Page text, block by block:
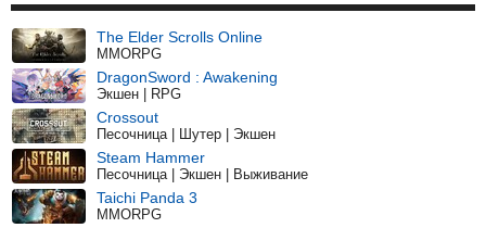
The Elder Scrolls Online
MMORPG
DragonSword : Awakening
Экшен | RPG
Crossout
Песочница | Шутер | Экшен
Steam Hammer
Песочница | Экшен | Выживание
Taichi Panda 3
MMORPG